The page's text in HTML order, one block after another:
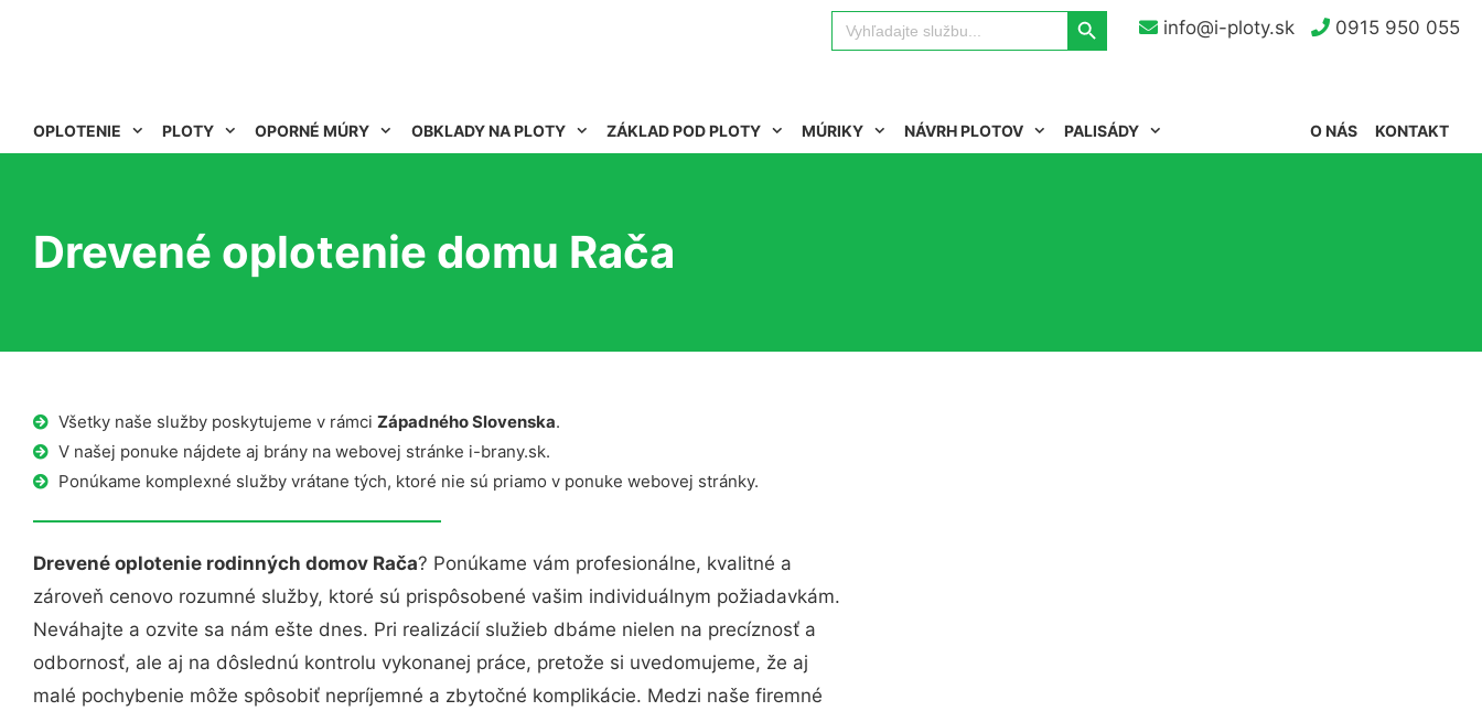
info@i-ploty.sk 0915 950 055
Search
for:
Search Button
OPLOTENIE PLOTY OPORNÉ MÚRY OBKLADY NA PLOTY ZÁKLAD POD PLOTY MÚRIKY NÁVRH PLOTOV PALISÁDY KONTAKT
O NÁS
Drevené oplotenie domu Rača
Všetky naše služby poskytujeme v rámci Západného Slovenska.
V našej ponuke nájdete aj brány na webovej stránke i-brany.sk.
Ponúkame komplexné služby vrátane tých, ktoré nie sú priamo v ponuke webovej stránky.
Drevené oplotenie rodinných domov Rača? Ponúkame vám profesionálne, kvalitné a
zároveň cenovo rozumné služby, ktoré sú prispôsobené vašim individuálnym požiadavkám.
Neváhajte a ozvite sa nám ešte dnes. Pri realizácií služieb dbáme nielen na precíznosť a
odbornosť, ale aj na dôslednú kontrolu vykonanej práce, pretože si uvedomujeme, že aj
malé pochybenie môže spôsobiť nepríjemné a zbytočné komplikácie. Medzi naše firemné